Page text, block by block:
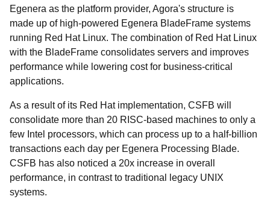
Egenera as the platform provider, Agora's structure is
made up of high-powered Egenera BladeFrame systems
running Red Hat Linux. The combination of Red Hat Linux
with the BladeFrame consolidates servers and improves
performance while lowering cost for business-critical
applications.
As a result of its Red Hat implementation, CSFB will
consolidate more than 20 RISC-based machines to only a
few Intel processors, which can process up to a half-billion
transactions each day per Egenera Processing Blade.
CSFB has also noticed a 20x increase in overall
performance, in contrast to traditional legacy UNIX
systems.